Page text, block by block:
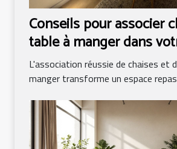
Conseils pour associer
table à manger dans
L'association réussie de chaises et
manger transforme un espace repas